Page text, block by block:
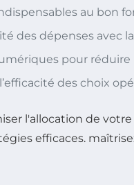
au bon
des dépenses avec
pour réduire
des choix